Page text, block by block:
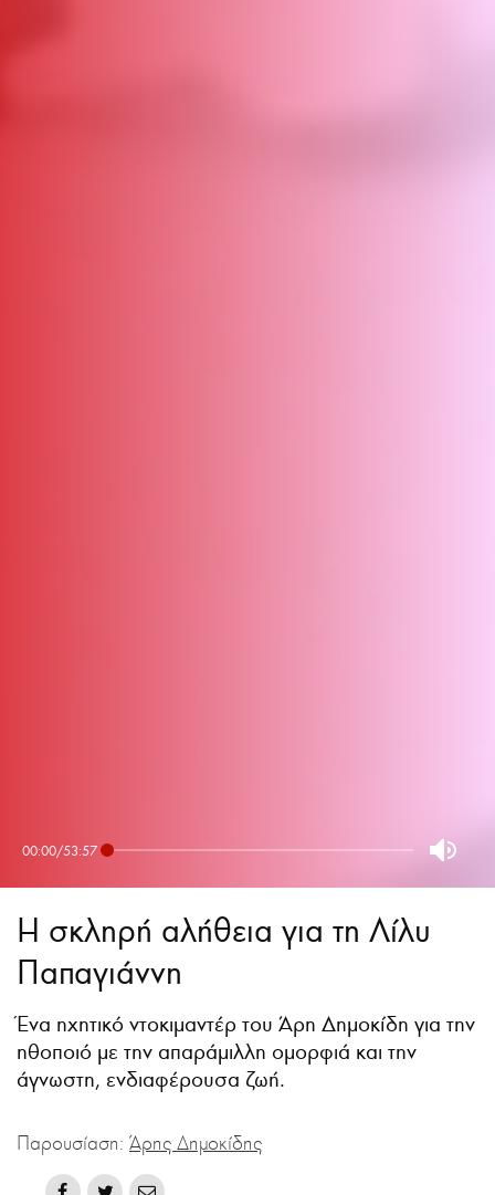
H σκληρή αλήθεια για τη Λίλυ
Παπαγιάννη
Ένα ηχητικό ντοκιμαντέρ του Άρη Δημοκίδη για την
ηθοποιό με την απαράμιλλη ομορφιά και την
άγνωστη, ενδιαφέρουσα ζωή.
00:00/53:57
Παρουσίαση: Άρης Δημοκίδης